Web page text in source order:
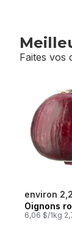
Faites vos
sauter
environ
Oignons
6,06 $/1kg